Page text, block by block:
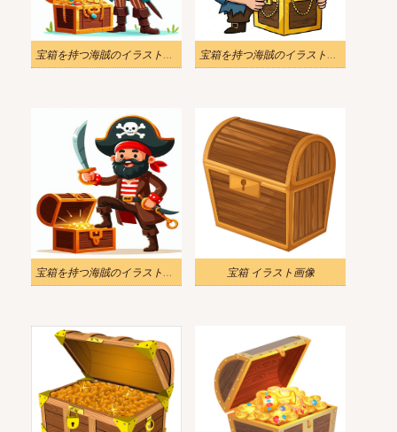
宝箱を持つ海賊のイラストのダウンロード 宝箱を持つ海賊のイラスト画像
宝箱を持つ海賊のイラスト漫画 宝箱 イラスト画像